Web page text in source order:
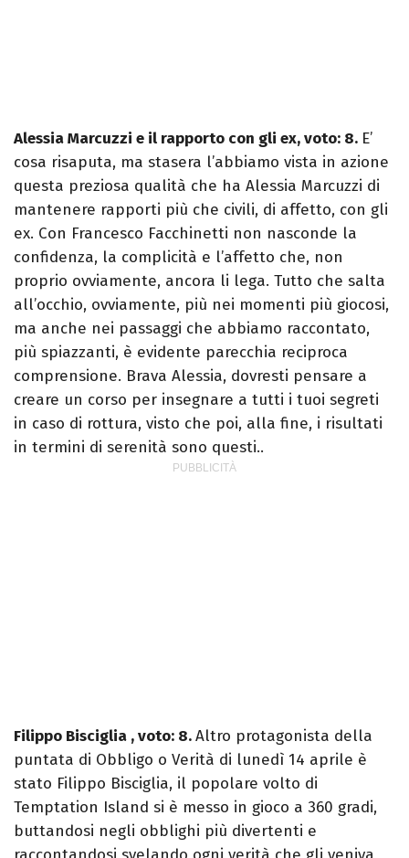
Alessia Marcuzzi e il rapporto con gli ex, voto: 8. E’
cosa risaputa, ma stasera l’abbiamo vista in azione
questa preziosa qualità che ha Alessia Marcuzzi di
mantenere rapporti più che civili, di affetto, con gli
ex. Con Francesco Facchinetti non nasconde la
confidenza, la complicità e l’affetto che, non
proprio ovviamente, ancora li lega. Tutto che salta
all’occhio, ovviamente, più nei momenti più giocosi,
ma anche nei passaggi che abbiamo raccontato,
più spiazzanti, è evidente parecchia reciproca
comprensione. Brava Alessia, dovresti pensare a
creare un corso per insegnare a tutti i tuoi segreti
in caso di rottura, visto che poi, alla fine, i risultati
in termini di serenità sono questi..
Filippo Bisciglia , voto: 8.Altro protagonista della
puntata di Obbligo o Verità di lunedì 14 aprile è
stato Filippo Bisciglia, il popolare volto di
Temptation Island si è messo in gioco a 360 gradi,
buttandosi negli obblighi più divertenti e